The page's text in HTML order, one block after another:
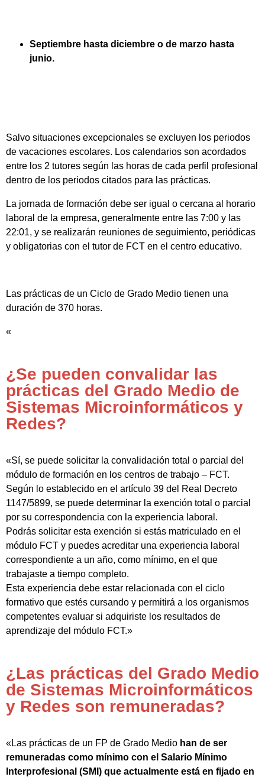
Septiembre hasta diciembre o de marzo hasta
junio.
Salvo situaciones excepcionales se excluyen los periodos
de vacaciones escolares. Los calendarios son acordados
entre los 2 tutores según las horas de cada perfil profesional
dentro de los periodos citados para las prácticas.
La jornada de formación debe ser igual o cercana al horario
laboral de la empresa, generalmente entre las 7:00 y las
22:01, y se realizarán reuniones de seguimiento, periódicas
y obligatorias con el tutor de FCT en el centro educativo.
Las prácticas de un Ciclo de Grado Medio tienen una
duración de 370 horas.
«
¿Se pueden convalidar las
prácticas del Grado Medio de
Sistemas Microinformáticos y
Redes?
«Sí, se puede solicitar la convalidación total o parcial del
módulo de formación en los centros de trabajo – FCT.
Según lo establecido en el artículo 39 del Real Decreto
1147/5899, se puede determinar la exención total o parcial
por su correspondencia con la experiencia laboral.
Podrás solicitar esta exención si estás matriculado en el
módulo FCT y puedes acreditar una experiencia laboral
correspondiente a un año, como mínimo, en el que
trabajaste a tiempo completo.
Esta experiencia debe estar relacionada con el ciclo
formativo que estés cursando y permitirá a los organismos
competentes evaluar si adquiriste los resultados de
aprendizaje del módulo FCT.»
¿Las prácticas del Grado Medio
de Sistemas Microinformáticos
y Redes son remuneradas?
«Las prácticas de un FP de Grado Medio han de ser
remuneradas como mínimo con el Salario Mínimo
Interprofesional (SMI) que actualmente está en fijado en